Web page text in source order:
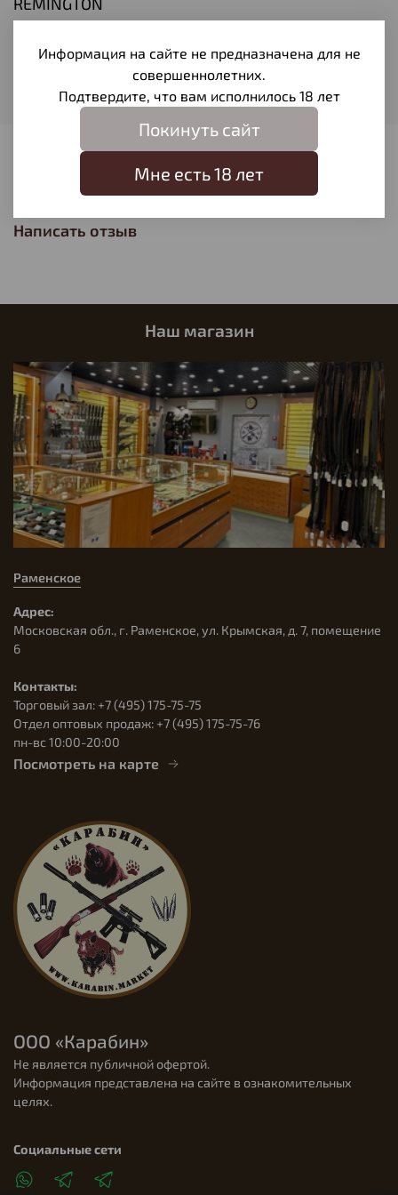
обладает сильным привлекающим эффектом и может
REMINGTON
Гель
Отзывов еще никто не оставлял
Написать отзыв
Наш магазин
Раменское
Адрес:
Московская обл., г. Раменское, ул. Крымская, д. 7, помещение
6
Контакты:
Торговый зал: +7 (495) 175-75-75
Отдел оптовых продаж: +7 (495) 175-75-76
пн-вс 10:00-20:00
Посмотреть на карте
ООО «Карабин»
Не является публичной офертой.
Информация представлена на сайте в ознакомительных
целях.
Социальные сети
Информация на сайте не предназначена для не
совершеннолетних.
Подтвердите, что вам исполнилось 18 лет
Покинуть сайт
Мне есть 18 лет